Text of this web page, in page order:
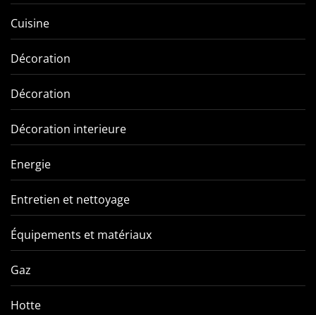
Cuisine
Décoration
Décoration
Décoration interieure
Energie
Entretien et nettoyage
Équipements et matériaux
Gaz
Hotte